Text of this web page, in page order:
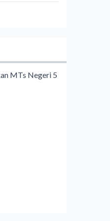
MTs Negeri 5